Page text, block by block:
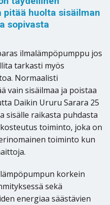
pitää huolta sisäilman
sopivasta
ilmalämpöpumppu jos
tarkasti myös
Normaalisti
vain sisäilmaa ja poistaa
Daikin Ururu Sarara 25
sisälle raikasta puhdasta
toiminto, joka on
toiminto kun
korkein
sekä
energiaa säästävien